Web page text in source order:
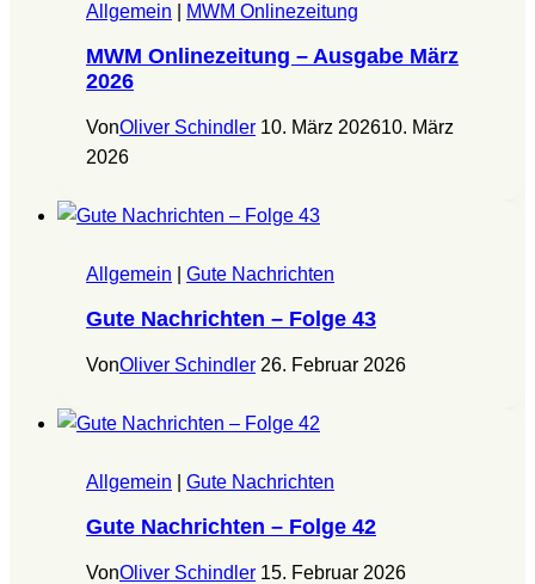
Allgemein MWM Onlinezeitung
MWM Onlinezeitung – Ausgabe März
2026
VonOliver Schindler 10. März 202610. März
2026
Allgemein Gute Nachrichten
Gute Nachrichten – Folge 43
VonOliver Schindler 26. Februar 2026
Allgemein Gute Nachrichten
Gute Nachrichten – Folge 42
VonOliver Schindler 15. Februar 2026